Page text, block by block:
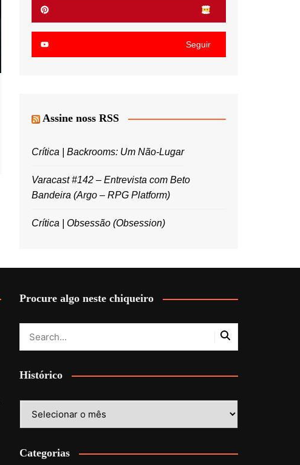
Seguir
Assine noss RSS
Crítica | Backrooms: Um Não-Lugar
Varacast #142 – Entrevista com Beto
Bandeira (Argo – RPG Platform)
Crítica | Obsessão (Obsession)
Procure algo neste chiqueiro
Histórico
Categorias